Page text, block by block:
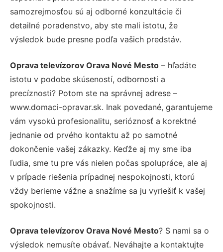
samozrejmosťou sú aj odborné konzultácie či
detailné poradenstvo, aby ste mali istotu, že
výsledok bude presne podľa vašich predstáv.
Oprava televízorov Orava Nové Mesto – hľadáte
istotu v podobe skúseností, odbornosti a
precíznosti? Potom ste na správnej adrese –
www.domaci-opravar.sk. Inak povedané, garantujeme
vám vysokú profesionalitu, serióznosť a korektné
jednanie od prvého kontaktu až po samotné
dokončenie vašej zákazky. Keďže aj my sme iba
ľudia, sme tu pre vás nielen počas spolupráce, ale aj
v prípade riešenia prípadnej nespokojnosti, ktorú
vždy berieme vážne a snažíme sa ju vyriešiť k vašej
spokojnosti.
Oprava televízorov Orava Nové Mesto? S nami sa o
výsledok nemusíte obávať. Neváhajte a kontaktujte